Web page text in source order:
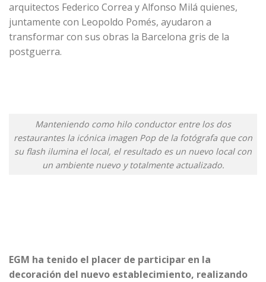
arquitectos Federico Correa y Alfonso Milá quienes,
juntamente con Leopoldo Pomés, ayudaron a
transformar con sus obras la Barcelona gris de la
postguerra.
Manteniendo como hilo conductor entre los dos
restaurantes la icónica imagen Pop de la fotógrafa que con
su flash ilumina el local, el resultado es un nuevo local con
un ambiente nuevo y totalmente actualizado.
EGM ha tenido el placer de participar en la
decoración del nuevo establecimiento, realizando